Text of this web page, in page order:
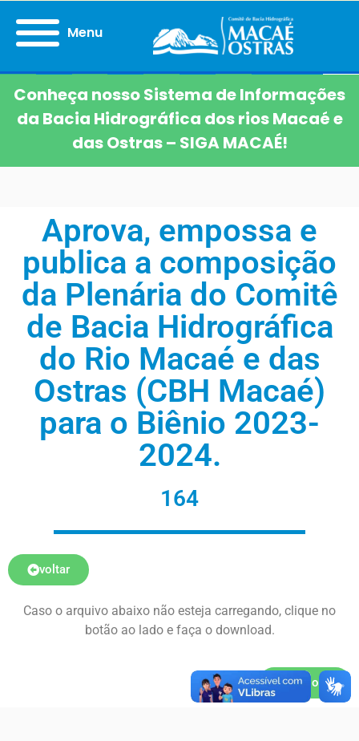
Menu
Conheça nosso Sistema de Informações
da Bacia Hidrográfica dos rios Macaé e
das Ostras – SIGA MACAÉ!
Aprova, empossa e
publica a composição
da Plenária do Comitê
de Bacia Hidrográfica
do Rio Macaé e das
Ostras (CBH Macaé)
para o Biênio 2023-
2024.
164
voltar
Caso o arquivo abaixo não esteja carregando, clique no
botão ao lado e faça o download.
Download